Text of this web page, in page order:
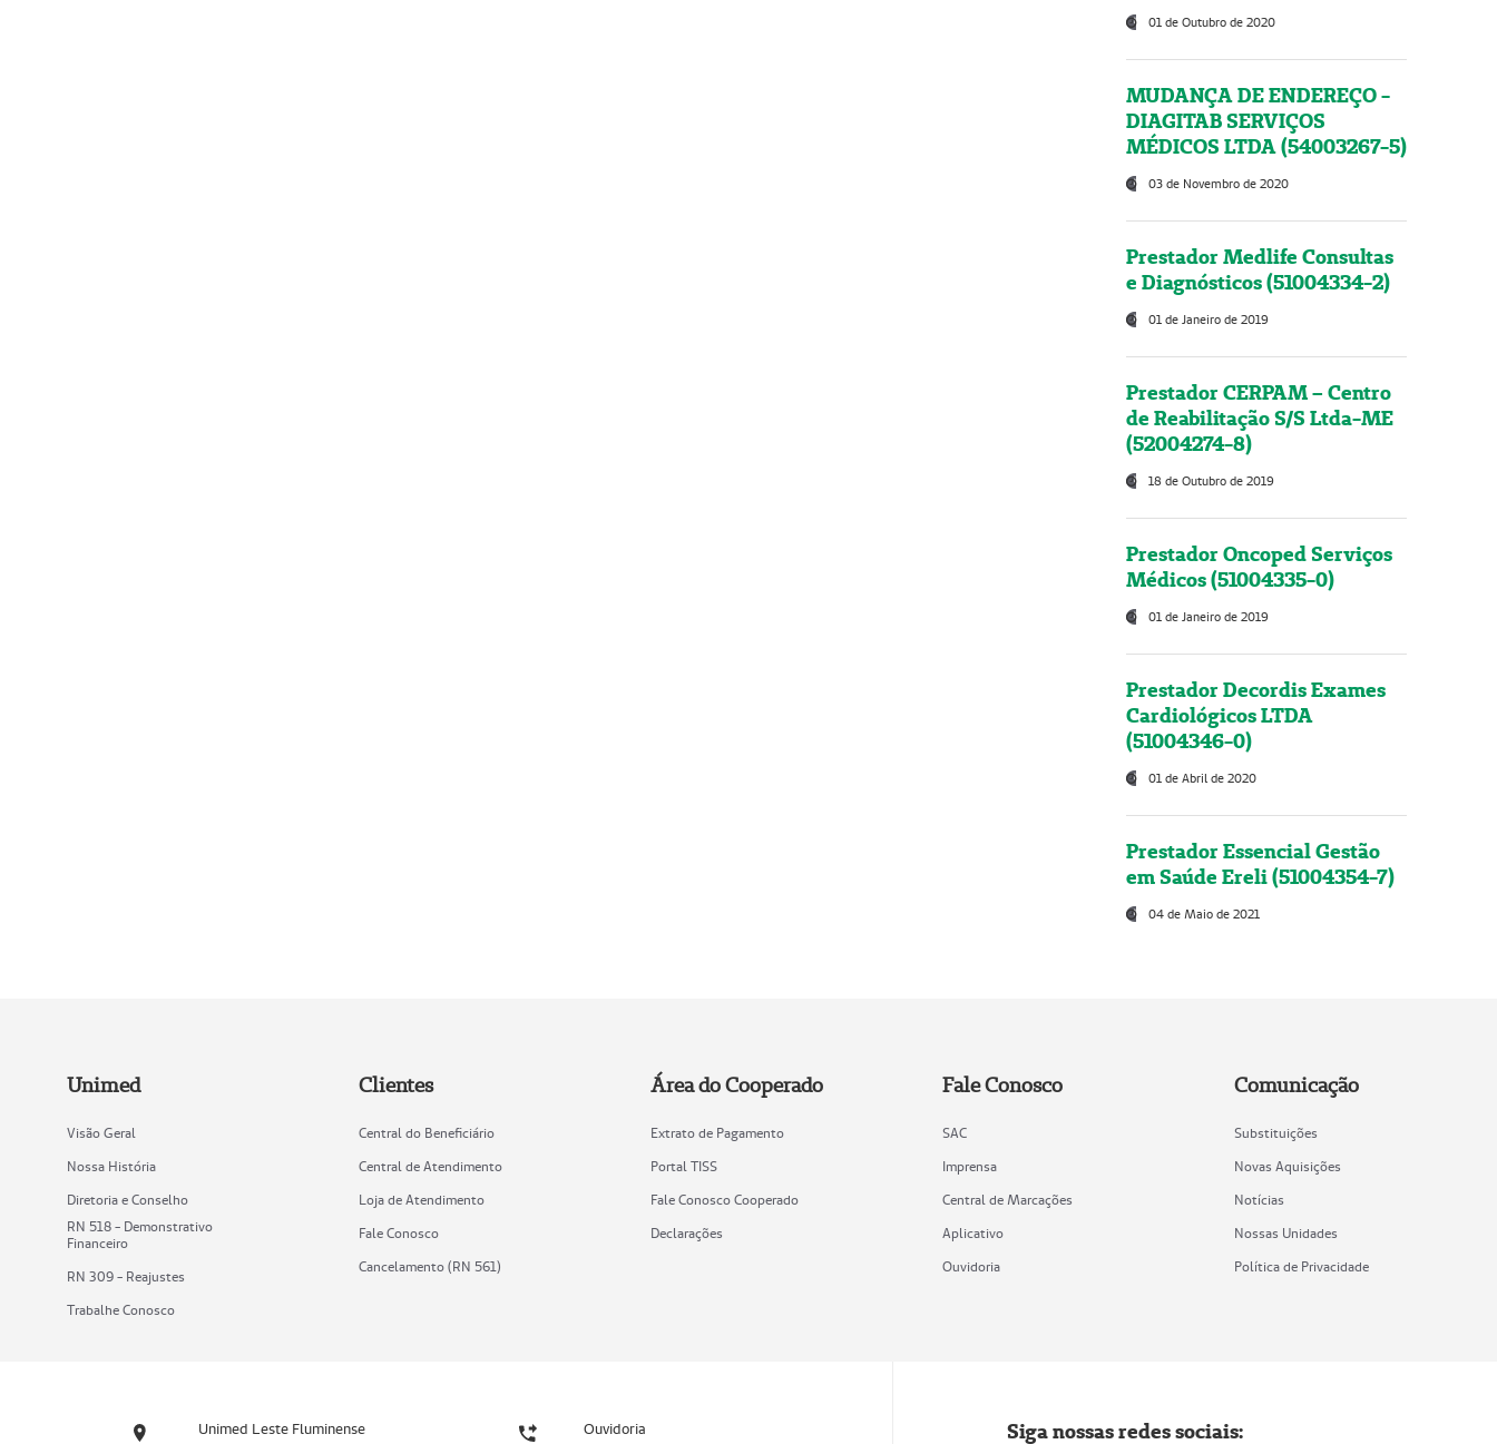
01 de Outubro de 2020
MUDANÇA DE ENDEREÇO -
DIAGITAB SERVIÇOS
MÉDICOS LTDA (54003267-5)
03 de Novembro de 2020
Prestador Medlife Consultas
e Diagnósticos (51004334-2)
01 de Janeiro de 2019
Prestador CERPAM – Centro
de Reabilitação S/S Ltda-ME
(52004274-8)
18 de Outubro de 2019
Prestador Oncoped Serviços
Médicos (51004335-0)
01 de Janeiro de 2019
Prestador Decordis Exames
Cardiológicos LTDA
(51004346-0)
01 de Abril de 2020
Prestador Essencial Gestão
em Saúde Ereli (51004354-7)
04 de Maio de 2021
Unimed
Visão Geral
Nossa História
Diretoria e Conselho
RN 518 - Demonstrativo
Financeiro
RN 309 - Reajustes
Trabalhe Conosco
Clientes
Central do Beneficiário
Central de Atendimento
Loja de Atendimento
Fale Conosco
Cancelamento (RN 561)
Área do Cooperado
Extrato de Pagamento
Portal TISS
Fale Conosco Cooperado
Declarações
Fale Conosco
SAC
Imprensa
Central de Marcações
Aplicativo
Ouvidoria
Comunicação
Substituições
Novas Aquisições
Notícias
Nossas Unidades
Política de Privacidade
Unimed Leste Fluminense Ouvidoria Siga nossas redes sociais: